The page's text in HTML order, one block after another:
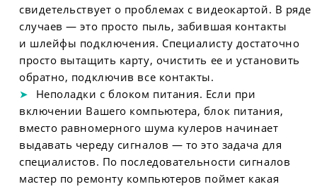
свидетельствует о проблемах с видеокартой. В ряде
случаев — это просто пыль, забившая контакты
и шлейфы подключения. Специалисту достаточно
просто вытащить карту, очистить ее и установить
обратно, подключив все контакты.
Неполадки с блоком питания. Если при
включении Вашего компьютера, блок питания,
вместо равномерного шума кулеров начинает
выдавать череду сигналов — то это задача для
специалистов. По последовательности сигналов
мастер по ремонту компьютеров поймет какая